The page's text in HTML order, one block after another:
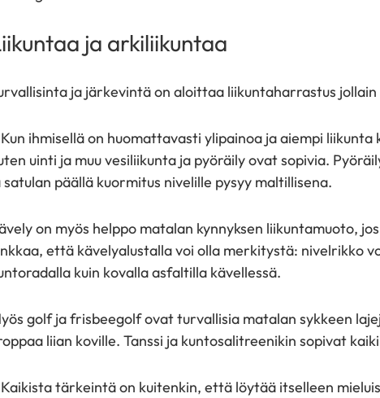
ja arkiliikuntaa
ja järkevintä on aloittaa liikuntaharrastus jollain
ihmisellä on huomattavasti ylipainoa ja aiempi
uinti ja muu vesiliikunta ja pyöräily ovat sopivia.
satulan päällä kuormitus nivelille pysyy maltillisena.
on myös helppo matalan kynnyksen liikuntamuoto,
että kävelyalustalla voi olla merkitystä: nivelrikko
kuin kovalla asfaltilla kävellessä.
golf ja frisbeegolf ovat turvallisia matalan sykkeen
liian koville. Tanssi ja kuntosalitreenikin sopivat
tärkeintä on kuitenkin, että löytää itselleen